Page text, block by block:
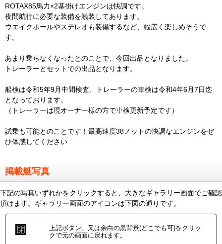
ROTAX85馬力×2基掛けエンジンは快調です。
夜間航行に必要な装備を艤装してあります。
ウエイクポールやステレオも装備するなど、幅広く楽しめそうで
す。
あまり乗らなくなったとのことで、今回出品となりました。
トレーラーとセットでの出品となります。
船検は令和5年9月中間検査、トレーラーの車検は令和4年6月7日迄
となっております。
（トレーラーは現オーナー様の方で車検更新予定です）
試乗も可能とのことです！最高速度38ノットの快調なエンジンをぜ
ひ体感してください
掲載艇写真
下記の写真いずれかをクリックすると、大きなギャラリー画面でご確認
頂けます。ギャラリー画面のアイコンは下図の通りです。
上記ボタン、又は余白の黒背景(どこでも可)をクリッ
クで元の画面に戻れます。